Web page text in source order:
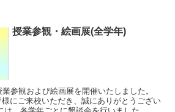
授業参観・絵画展(全学年)
参観および絵画展を開催いたしました。
にご来校いただき、誠にありがとうござい